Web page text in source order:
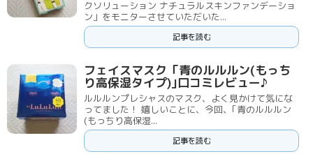
クソリューション ナチュラルスキンファンデーショ
ン」をモニターさせていただいた...
記事を読む
フェイスマスク「青のルルルン(もっち
り高保湿タイプ)｣口コミレビュー♪
ルルルンプレシャスのマスク、よく見かけて気にな
ってました！ 嬉しいことに、今回、｢青のルルルン
(もっちり高保湿...
記事を読む